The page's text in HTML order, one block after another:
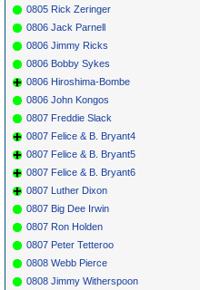
0805 Rick Zeringer
0806 Jack Parnell
0806 Jimmy Ricks
0806 Bobby Sykes
0806 Hiroshima-Bombe
0806 John Kongos
0807 Freddie Slack
0807 Felice & B. Bryant4
0807 Felice & B. Bryant5
0807 Felice & B. Bryant6
0807 Luther Dixon
0807 Big Dee Irwin
0807 Ron Holden
0807 Peter Tetteroo
0808 Webb Pierce
0808 Jimmy Witherspoon